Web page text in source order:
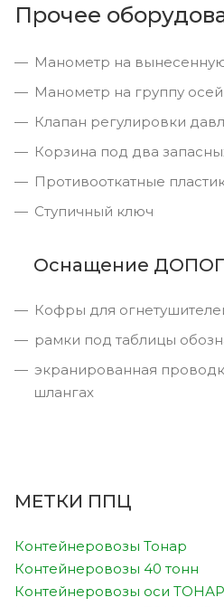
Прочее
Манометр на
Манометр на группу осей
Клапан регулировки
Корзина под два
Противооткатные
Ступичный ключ
Оснащение ДОПОГ
Кофры для
рамки под таблицы
экранированная
шлангах
МЕТКИ ППЦ
Контейнеровозы Тонар
Контейнеровозы 40 тонн
Контейнеровозы оси ТОНАР